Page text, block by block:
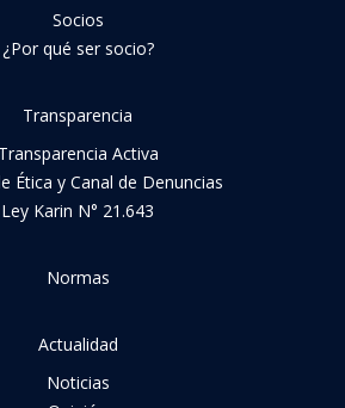
Socios
¿Por qué ser socio?
Transparencia
Transparencia Activa
Ética y Canal de Denuncias
Ley Karin N° 21.643
Normas
Actualidad
Noticias